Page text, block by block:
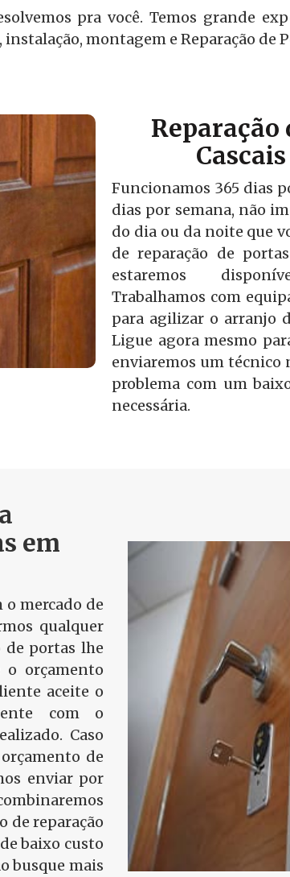
pra você. Temos grande
montagem e Reparação de
Reparação
Funcionamos 365 dias
dias por semana, não
do dia ou da noite que
de reparação de
estaremos
Trabalhamos com
para agilizar o arranjo
Ligue agora mesmo
enviaremos um técnico
problema com um
necessária.
em
mercado de
qualquer
de portas lhe
o orçamento
aceite o
com o
Caso
de
enviar por
de reparação
baixo custo
busque mais